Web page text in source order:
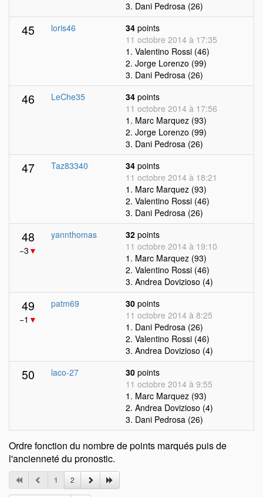
3. Dani Pedrosa (26)
45 loris46 34 points
11 octobre 2014 à 17:35
1. Valentino Rossi (46)
2. Jorge Lorenzo (99)
3. Dani Pedrosa (26)
46 LeChe35 34 points
11 octobre 2014 à 17:56
1. Marc Marquez (93)
2. Jorge Lorenzo (99)
3. Dani Pedrosa (26)
47 Taz83340 34 points
11 octobre 2014 à 18:21
1. Marc Marquez (93)
2. Valentino Rossi (46)
3. Dani Pedrosa (26)
48
−3 ▼
yannthomas 32 points
11 octobre 2014 à 19:10
1. Marc Marquez (93)
2. Valentino Rossi (46)
3. Andrea Dovizioso (4)
49
−1 ▼
patm69 30 points
11 octobre 2014 à 8:25
1. Dani Pedrosa (26)
2. Valentino Rossi (46)
3. Andrea Dovizioso (4)
50 laco-27 30 points
11 octobre 2014 à 9:55
1. Marc Marquez (93)
2. Andrea Dovizioso (4)
3. Dani Pedrosa (26)
Ordre fonction du nombre de points marqués puis de
l'ancienneté du pronostic.
1 2